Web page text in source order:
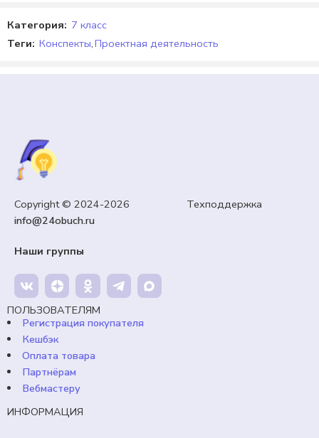
ГРАМОТЫ, ДИПЛОМЫ, СЕРТИФИКАТЫ, КУПОНЫ
Оформление «Иван Купала»
99,00 ₽Кешбэк:
Продавец:24obuch.ru
Категория: 7 класс
Теги: Конспекты,Проектная деятельность
Copyright © 2024-2026 Техподдержка
info@24obuch.ru
Наши группы
ПОЛЬЗОВАТЕЛЯМ
Регистрация покупателя
Кешбэк
Оплата товара
Партнёрам
Вебмастеру
ИНФОРМАЦИЯ